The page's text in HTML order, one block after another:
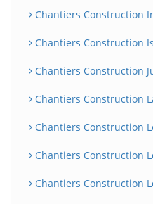
Chantiers Construction
Chantiers Construction
Chantiers Construction
Chantiers Construction
Chantiers Construction
Chantiers Construction
Chantiers Construction